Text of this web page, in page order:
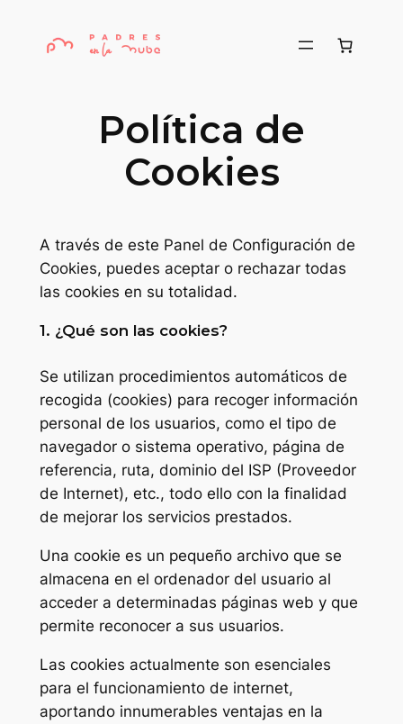
Política de
Cookies
A través de este Panel de Configuración de
Cookies, puedes aceptar o rechazar todas
las cookies en su totalidad.
1. ¿Qué son las cookies?
Se utilizan procedimientos automáticos de
recogida (cookies) para recoger información
personal de los usuarios, como el tipo de
navegador o sistema operativo, página de
referencia, ruta, dominio del ISP (Proveedor
de Internet), etc., todo ello con la finalidad
de mejorar los servicios prestados.
Una cookie es un pequeño archivo que se
almacena en el ordenador del usuario al
acceder a determinadas páginas web y que
permite reconocer a sus usuarios.
Las cookies actualmente son esenciales
para el funcionamiento de internet,
aportando innumerables ventajas en la